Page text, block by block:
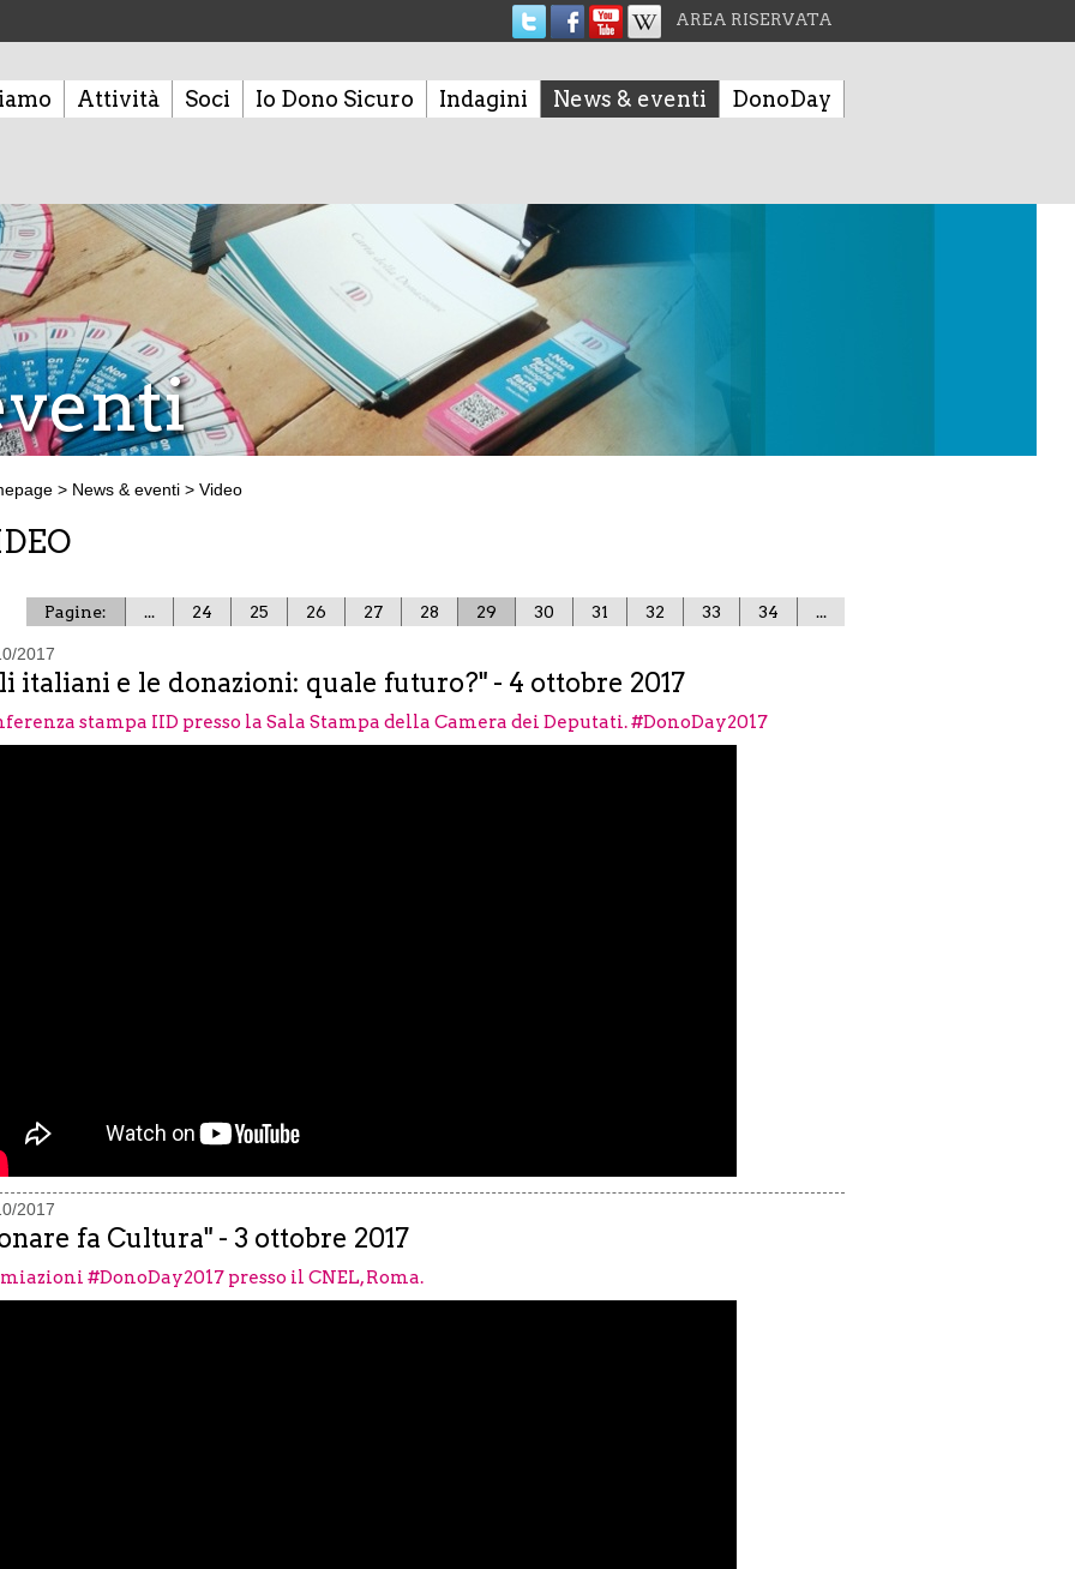
AREA RISERVATA
Attività Soci Io Dono Sicuro Indagini News & eventi DonoDay
> News & eventi > Video
Pagine: ... 24 25 26 27 28 29 30 31 32 33 34 ...
2017
italiani e le donazioni: quale futuro?" - 4 ottobre 2017
stampa IID presso la Sala Stampa della Camera dei Deputati. #DonoDay2017
2017
fa Cultura" - 3 ottobre 2017
#DonoDay2017 presso il CNEL, Roma.